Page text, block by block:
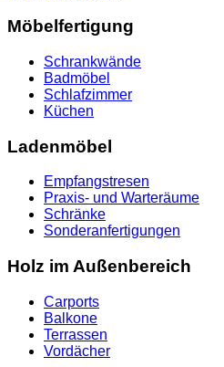
Möbelfertigung
Schrankwände
Badmöbel
Schlafzimmer
Küchen
Ladenmöbel
Empfangstresen
Praxis- und Warteräume
Schränke
Sonderanfertigungen
Holz im Außenbereich
Carports
Balkone
Terrassen
Vordächer